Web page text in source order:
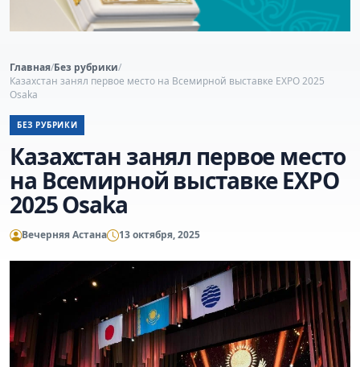
Главная/Без рубрики/
Казахстан занял первое место на Всемирной выставке EXPO 2025
Osaka
БЕЗ РУБРИКИ
Казахстан занял первое место
на Всемирной выставке EXPO
2025 Osaka
Вечерняя Астана 13 октября, 2025